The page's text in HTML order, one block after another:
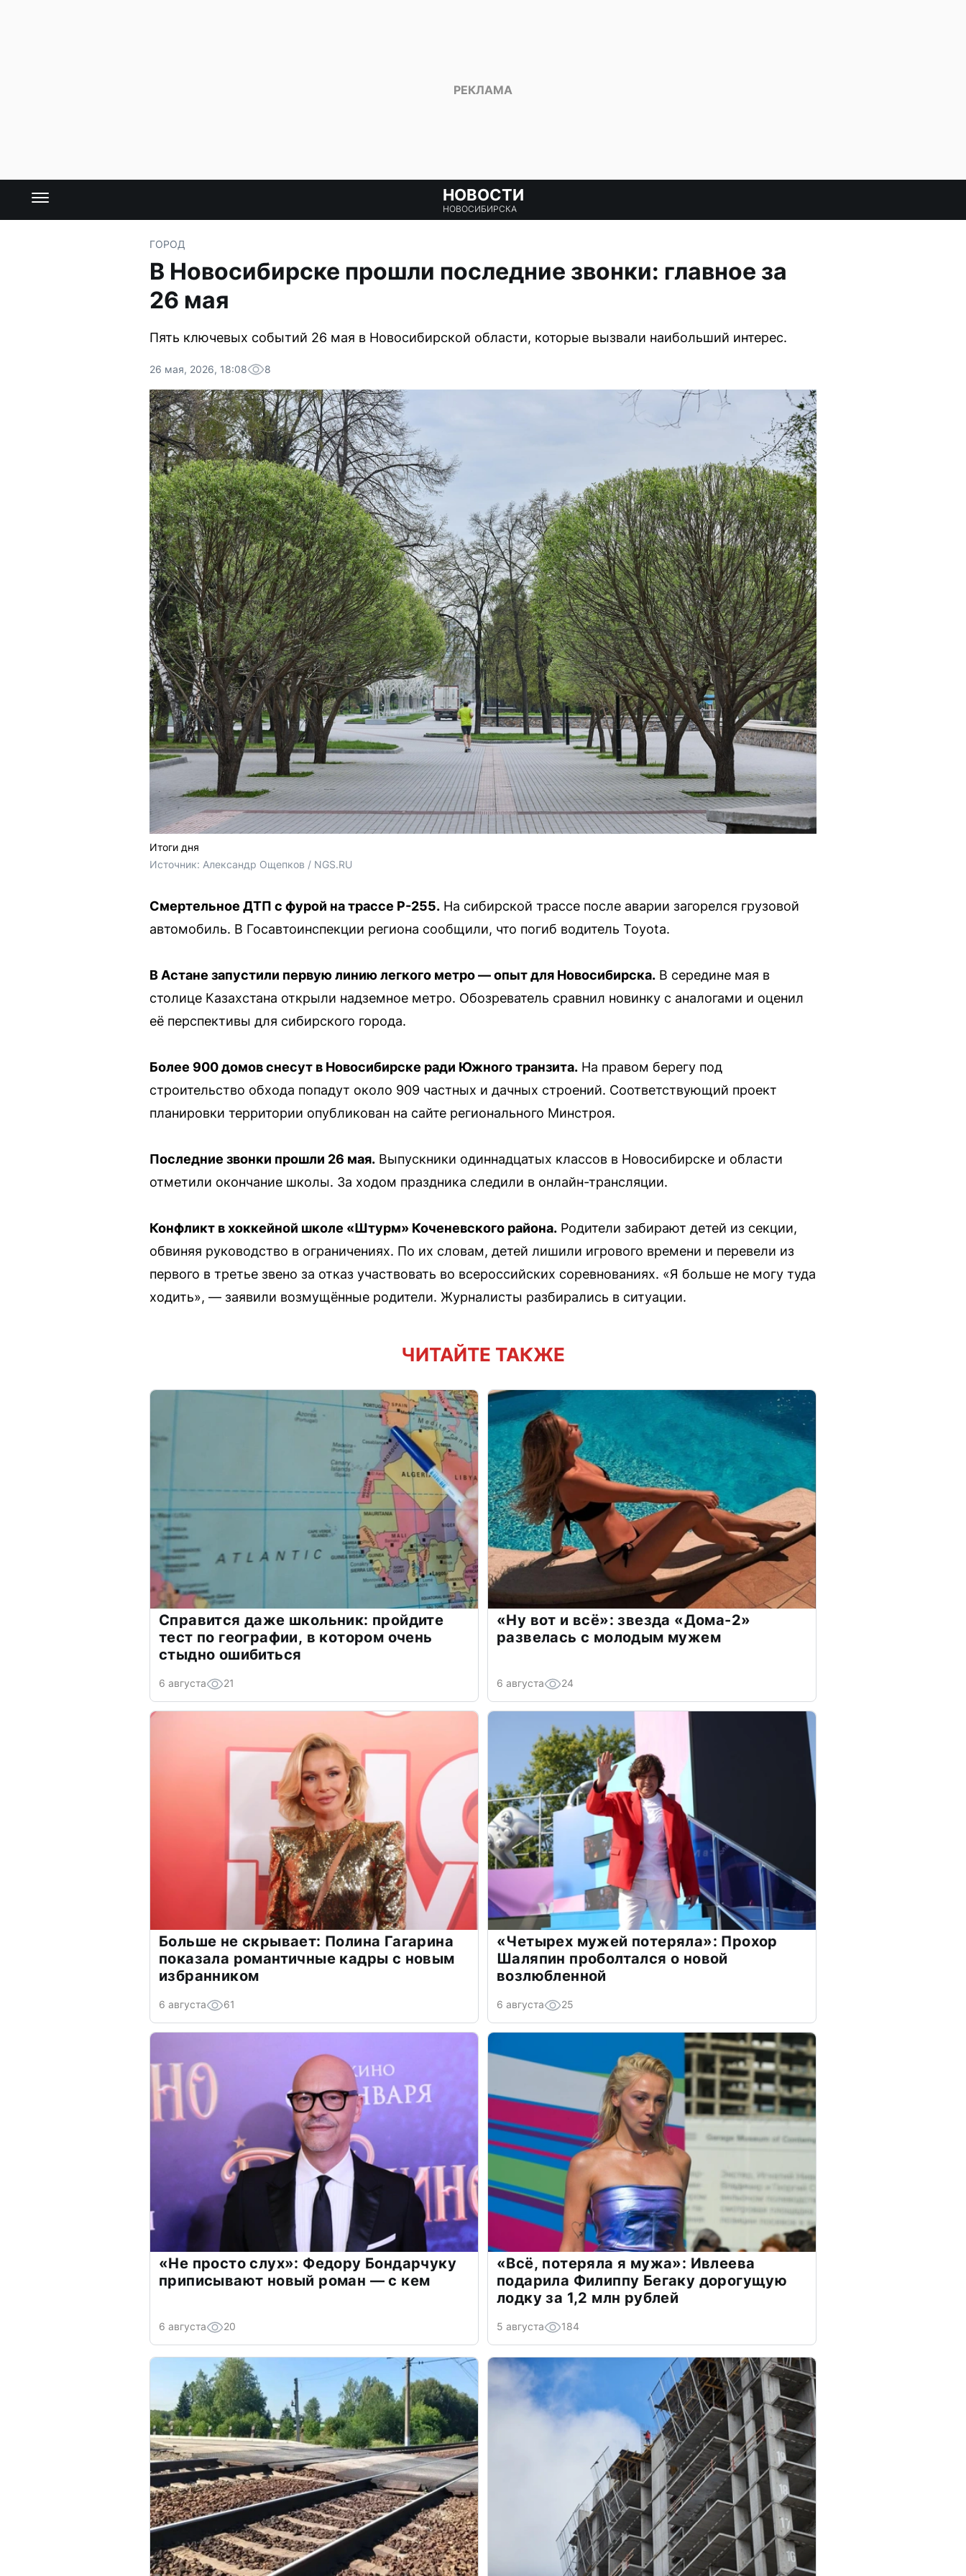
НОВОСТИ
НОВОСИБИРСКА
ГОРОД
В Новосибирске прошли последние звонки: главное за
26 мая
Пять ключевых событий 26 мая в Новосибирской области, которые вызвали наибольший интерес.
26 мая, 2026, 18:08 8
Итоги дня
Источник: Александр Ощепков / NGS.RU
Смертельное ДТП с фурой на трассе Р-255. На сибирской трассе после аварии загорелся грузовой
автомобиль. В Госавтоинспекции региона сообщили, что погиб водитель Toyota.
В Астане запустили первую линию легкого метро — опыт для Новосибирска. В середине мая в
столице Казахстана открыли надземное метро. Обозреватель сравнил новинку с аналогами и оценил
её перспективы для сибирского города.
Более 900 домов снесут в Новосибирске ради Южного транзита. На правом берегу под
строительство обхода попадут около 909 частных и дачных строений. Соответствующий проект
планировки территории опубликован на сайте регионального Минстроя.
Последние звонки прошли 26 мая. Выпускники одиннадцатых классов в Новосибирске и области
отметили окончание школы. За ходом праздника следили в онлайн-трансляции.
Конфликт в хоккейной школе «Штурм» Коченевского района. Родители забирают детей из секции,
обвиняя руководство в ограничениях. По их словам, детей лишили игрового времени и перевели из
первого в третье звено за отказ участвовать во всероссийских соревнованиях. «Я больше не могу туда
ходить», — заявили возмущённые родители. Журналисты разбирались в ситуации.
ЧИТАЙТЕ ТАКЖЕ
Справится даже школьник: пройдите
тест по географии, в котором очень
стыдно ошибиться
6 августа 21
«Ну вот и всё»: звезда «Дома-2»
развелась с молодым мужем
6 августа 24
Больше не скрывает: Полина Гагарина
показала романтичные кадры с новым
избранником
6 августа 61
«Четырех мужей потеряла»: Прохор
Шаляпин проболтался о новой
возлюбленной
6 августа 25
«Не просто слух»: Федору Бондарчуку
приписывают новый роман — с кем
6 августа 20
«Всё, потеряла я мужа»: Ивлеева
подарила Филиппу Бегаку дорогущую
лодку за 1,2 млн рублей
5 августа 184